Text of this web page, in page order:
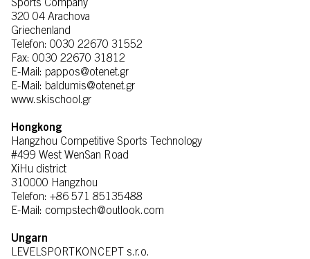
Sports Company
320 04 Arachova
Griechenland
Telefon: 0030 22670 31552
Fax: 0030 22670 31812
E-Mail: pappos@otenet.gr
E-Mail: baldumis@otenet.gr
www.skischool.gr
Hongkong
Hangzhou Competitive Sports Technology
#499 West WenSan Road
XiHu district
310000 Hangzhou
Telefon: +86 571 85135488
E-Mail: compstech@outlook.com
Ungarn
LEVELSPORTKONCEPT s.r.o.